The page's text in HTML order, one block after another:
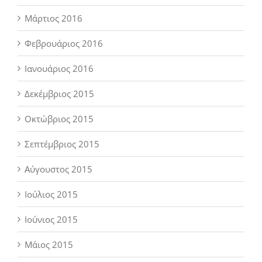
Μάρτιος 2016
Φεβρουάριος 2016
Ιανουάριος 2016
Δεκέμβριος 2015
Οκτώβριος 2015
Σεπτέμβριος 2015
Αύγουστος 2015
Ιούλιος 2015
Ιούνιος 2015
Μάιος 2015